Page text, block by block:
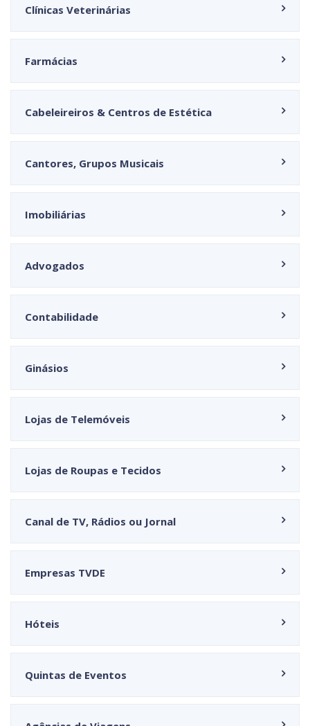
Clínicas Veterinárias
Farmácias
Cabeleireiros & Centros de Estética
Cantores, Grupos Musicais
Imobiliárias
Advogados
Contabilidade
Ginásios
Lojas de Telemóveis
Lojas de Roupas e Tecidos
Canal de TV, Rádios ou Jornal
Empresas TVDE
Hóteis
Quintas de Eventos